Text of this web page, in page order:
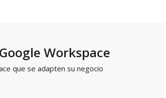
Workspace
que se adapten su negocio